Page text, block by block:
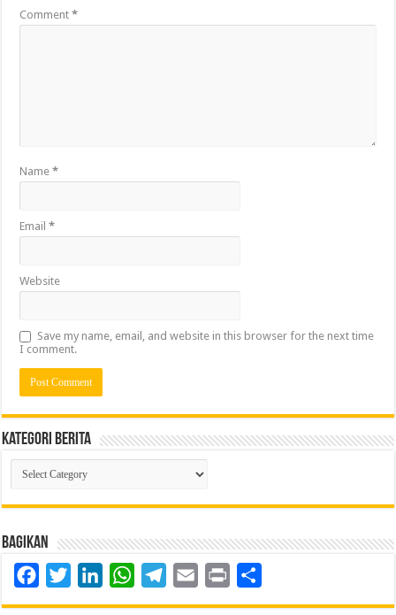
Comment*
Name*
Email*
Website
Save my name, email, and website in this browser for the next time
I comment.
Kategori Berita
Kategori
Berita
Bagikan
FacebookTwitterLinkedInWhatsAppTelegram
Email Print